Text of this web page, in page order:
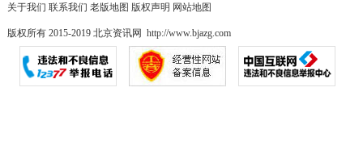
关于我们 联系我们 老版地图 版权声明 网站地图
版权所有 2015-2019 北京资讯网 http://www.bjazg.com